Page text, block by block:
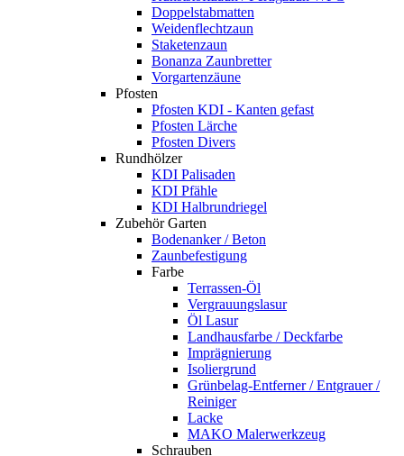
Doppelstabmatten
Weidenflechtzaun
Staketenzaun
Bonanza Zaunbretter
Vorgartenzäune
Pfosten
Pfosten KDI - Kanten gefast
Pfosten Lärche
Pfosten Divers
Rundhölzer
KDI Palisaden
KDI Pfähle
KDI Halbrundriegel
Zubehör Garten
Bodenanker / Beton
Zaunbefestigung
Farbe
Terrassen-Öl
Vergrauungslasur
Öl Lasur
Landhausfarbe / Deckfarbe
Imprägnierung
Isoliergrund
Grünbelag-Entferner / Entgrauer /
Reiniger
Lacke
MAKO Malerwerkzeug
Schrauben